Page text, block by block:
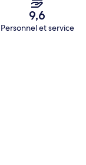
9,6
Personnel et service